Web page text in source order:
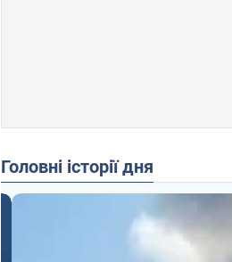
Головні історії дня